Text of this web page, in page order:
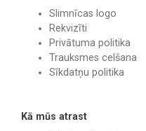
Slimnīcas logo
Rekvizīti
Privātuma politika
Trauksmes celšana
Sīkdatņu politika
Kā mūs atrast